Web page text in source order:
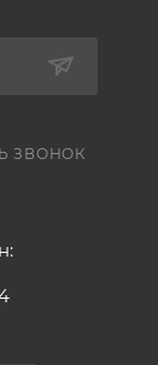
ЗВОНОК